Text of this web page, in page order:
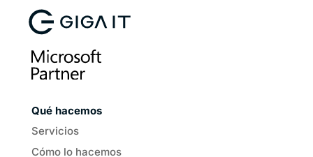
Qué hacemos
Servicios
Cómo lo hacemos